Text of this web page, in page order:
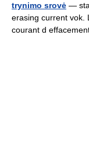
trynimo srovė —
erasing current vok.
courant d